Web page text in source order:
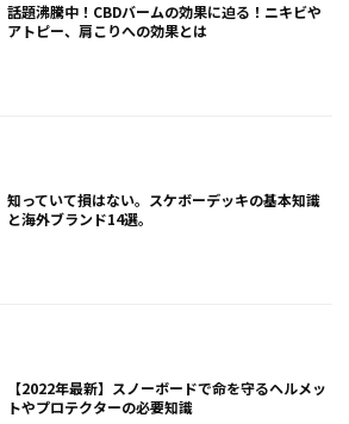
話題沸騰中！CBDバームの効果に迫る！ニキビや
アトピー、肩こりへの効果とは
知っていて損はない。スケボーデッキの基本知識
と海外ブランド14選。
【2022年最新】スノーボードで命を守るヘルメッ
トやプロテクターの必要知識